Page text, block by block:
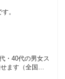
。
ます（全国各